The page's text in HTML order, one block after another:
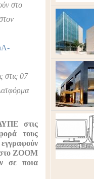
στο
στις 07
στις
τους
στο ΖΟΟΜ
σε ποια